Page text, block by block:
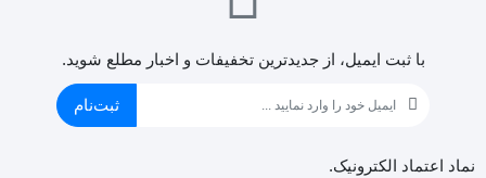
با ثبت ایمیل، از جدید‌ترین تخفیفات و اخبار مطلع شوید.
ثبت‌نام
نماد اعتماد الکترونیک.